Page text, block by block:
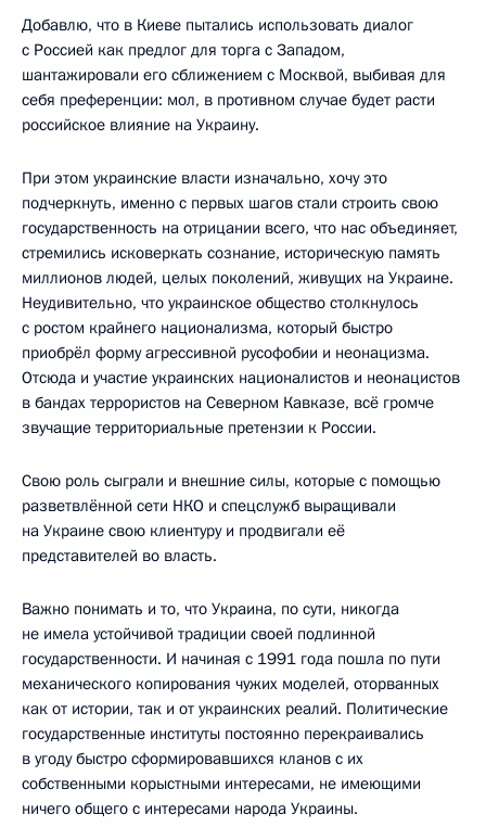
Добавлю, что в Киеве пытались использовать диалог
с Россией как предлог для торга с Западом,
шантажировали его сближением с Москвой, выбивая для
себя преференции: мол, в противном случае будет расти
российское влияние на Украину.
При этом украинские власти изначально, хочу это
подчеркнуть, именно с первых шагов стали строить свою
государственность на отрицании всего, что нас объединяет,
стремились исковеркать сознание, историческую память
миллионов людей, целых поколений, живущих на Украине.
Неудивительно, что украинское общество столкнулось
с ростом крайнего национализма, который быстро
приобрёл форму агрессивной русофобии и неонацизма.
Отсюда и участие украинских националистов и неонацистов
в бандах террористов на Северном Кавказе, всё громче
звучащие территориальные претензии к России.
Свою роль сыграли и внешние силы, которые с помощью
разветвлённой сети НКО и спецслужб выращивали
на Украине свою клиентуру и продвигали её
представителей во власть.
Важно понимать и то, что Украина, по сути, никогда
не имела устойчивой традиции своей подлинной
государственности. И начиная с 1991 года пошла по пути
механического копирования чужих моделей, оторванных
как от истории, так и от украинских реалий. Политические
государственные институты постоянно перекраивались
в угоду быстро сформировавшихся кланов с их
собственными корыстными интересами, не имеющими
ничего общего с интересами народа Украины.